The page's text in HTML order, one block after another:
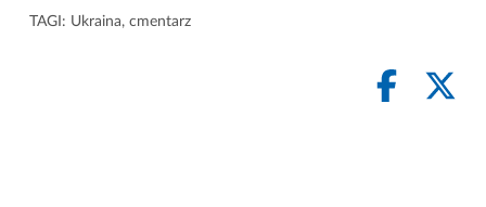
TAGI: Ukraina, cmentarz